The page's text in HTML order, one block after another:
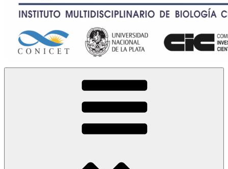
Instituto Multidisciplinario de Biología Celular